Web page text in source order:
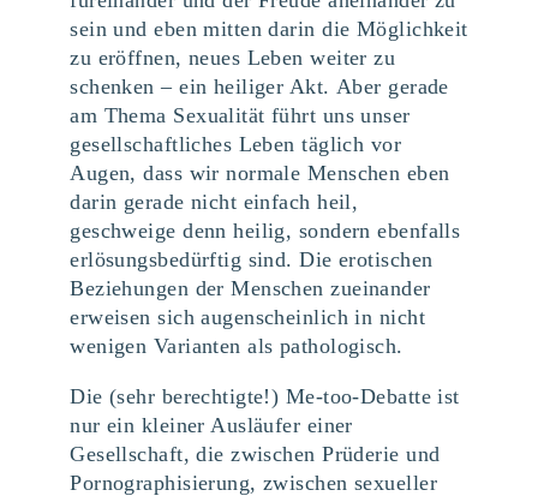
sein und eben mitten darin die Möglichkeit
zu eröffnen, neues Leben weiter zu
schenken – ein heiliger Akt. Aber gerade
am Thema Sexualität führt uns unser
gesellschaftliches Leben täglich vor
Augen, dass wir normale Menschen eben
darin gerade nicht einfach heil,
geschweige denn heilig, sondern ebenfalls
erlösungsbedürftig sind. Die erotischen
Beziehungen der Menschen zueinander
erweisen sich augenscheinlich in nicht
wenigen Varianten als pathologisch.
Die (sehr berechtigte!) Me-too-Debatte ist
nur ein kleiner Ausläufer einer
Gesellschaft, die zwischen Prüderie und
Pornographisierung, zwischen sexueller